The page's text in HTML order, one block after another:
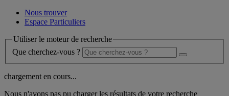
Nous trouver
Espace Particuliers
Utiliser le moteur de recherche
Que cherchez-vous ?
chargement en cours...
Nous n'avons pas pu charger les résultats de votre recherche